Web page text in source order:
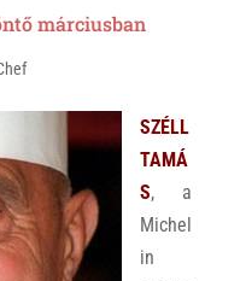
márciusban
SZÉLL
TAMÁ
S, a
Michel
in